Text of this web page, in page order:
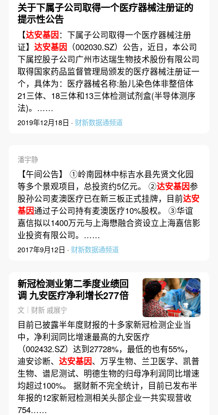
关于下属子公司取得一个医疗器械注册证的
提示性公告
【达安基因：下属子公司取得一个医疗器械注册
证】 达安基因 （002030.SZ）公告，近日，本公司
下属控股子公司广州市达瑞生物技术股份有限公司
取得国家药品监督管理局颁发的医疗器械注册证一
个，具体为：医疗器械名称:胎儿染色体非整倍体
21三体、18三体和13三体检测试剂盒(半导体测序
法)。……
2019年12月18日 · 财新数据通频道
潘宇静
【午间公告】 ①岭南园林中标吉水县先贤文化园
等多个景观项目，总投资约5亿元。 ②达安基因参
股孙公司麦澳医疗已在新三板正式挂牌，目前达安
基因通过子公司持有麦澳医疗10%股权。 ③华谊
嘉信拟以1400万元与上海懋融合资设立上海嘉信影
业投资有限公司。……
2017年9月12日 · 财新数据通频道
新冠检测业第二季度业绩回
调 九安医疗净利增长277倍
文｜财新 戚展宁
目前已披露半年度财报的十多家新冠检测企业当
中，净利润同比增速最高的九安医疗
（002432.SZ）达到27728%，最低的也有55%，
迪安诊断、 达安基因、万孚生物、兰卫医学、凯普
生物、谱尼测试、明德生物的归母净利润同比增速
均超过100%。 据财新不完全统计，目前已发布半
年报的12家新冠检测相关头部企业一共实现营收
754……